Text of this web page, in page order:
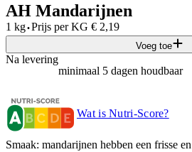
AH Mandarijnen
1 kg·Prijs per KG € 2,19
Voeg toe
Na levering
minimaal 5 dagen houdbaar
Wat is Nutri-Score?
Smaak: mandarijnen hebben een frisse